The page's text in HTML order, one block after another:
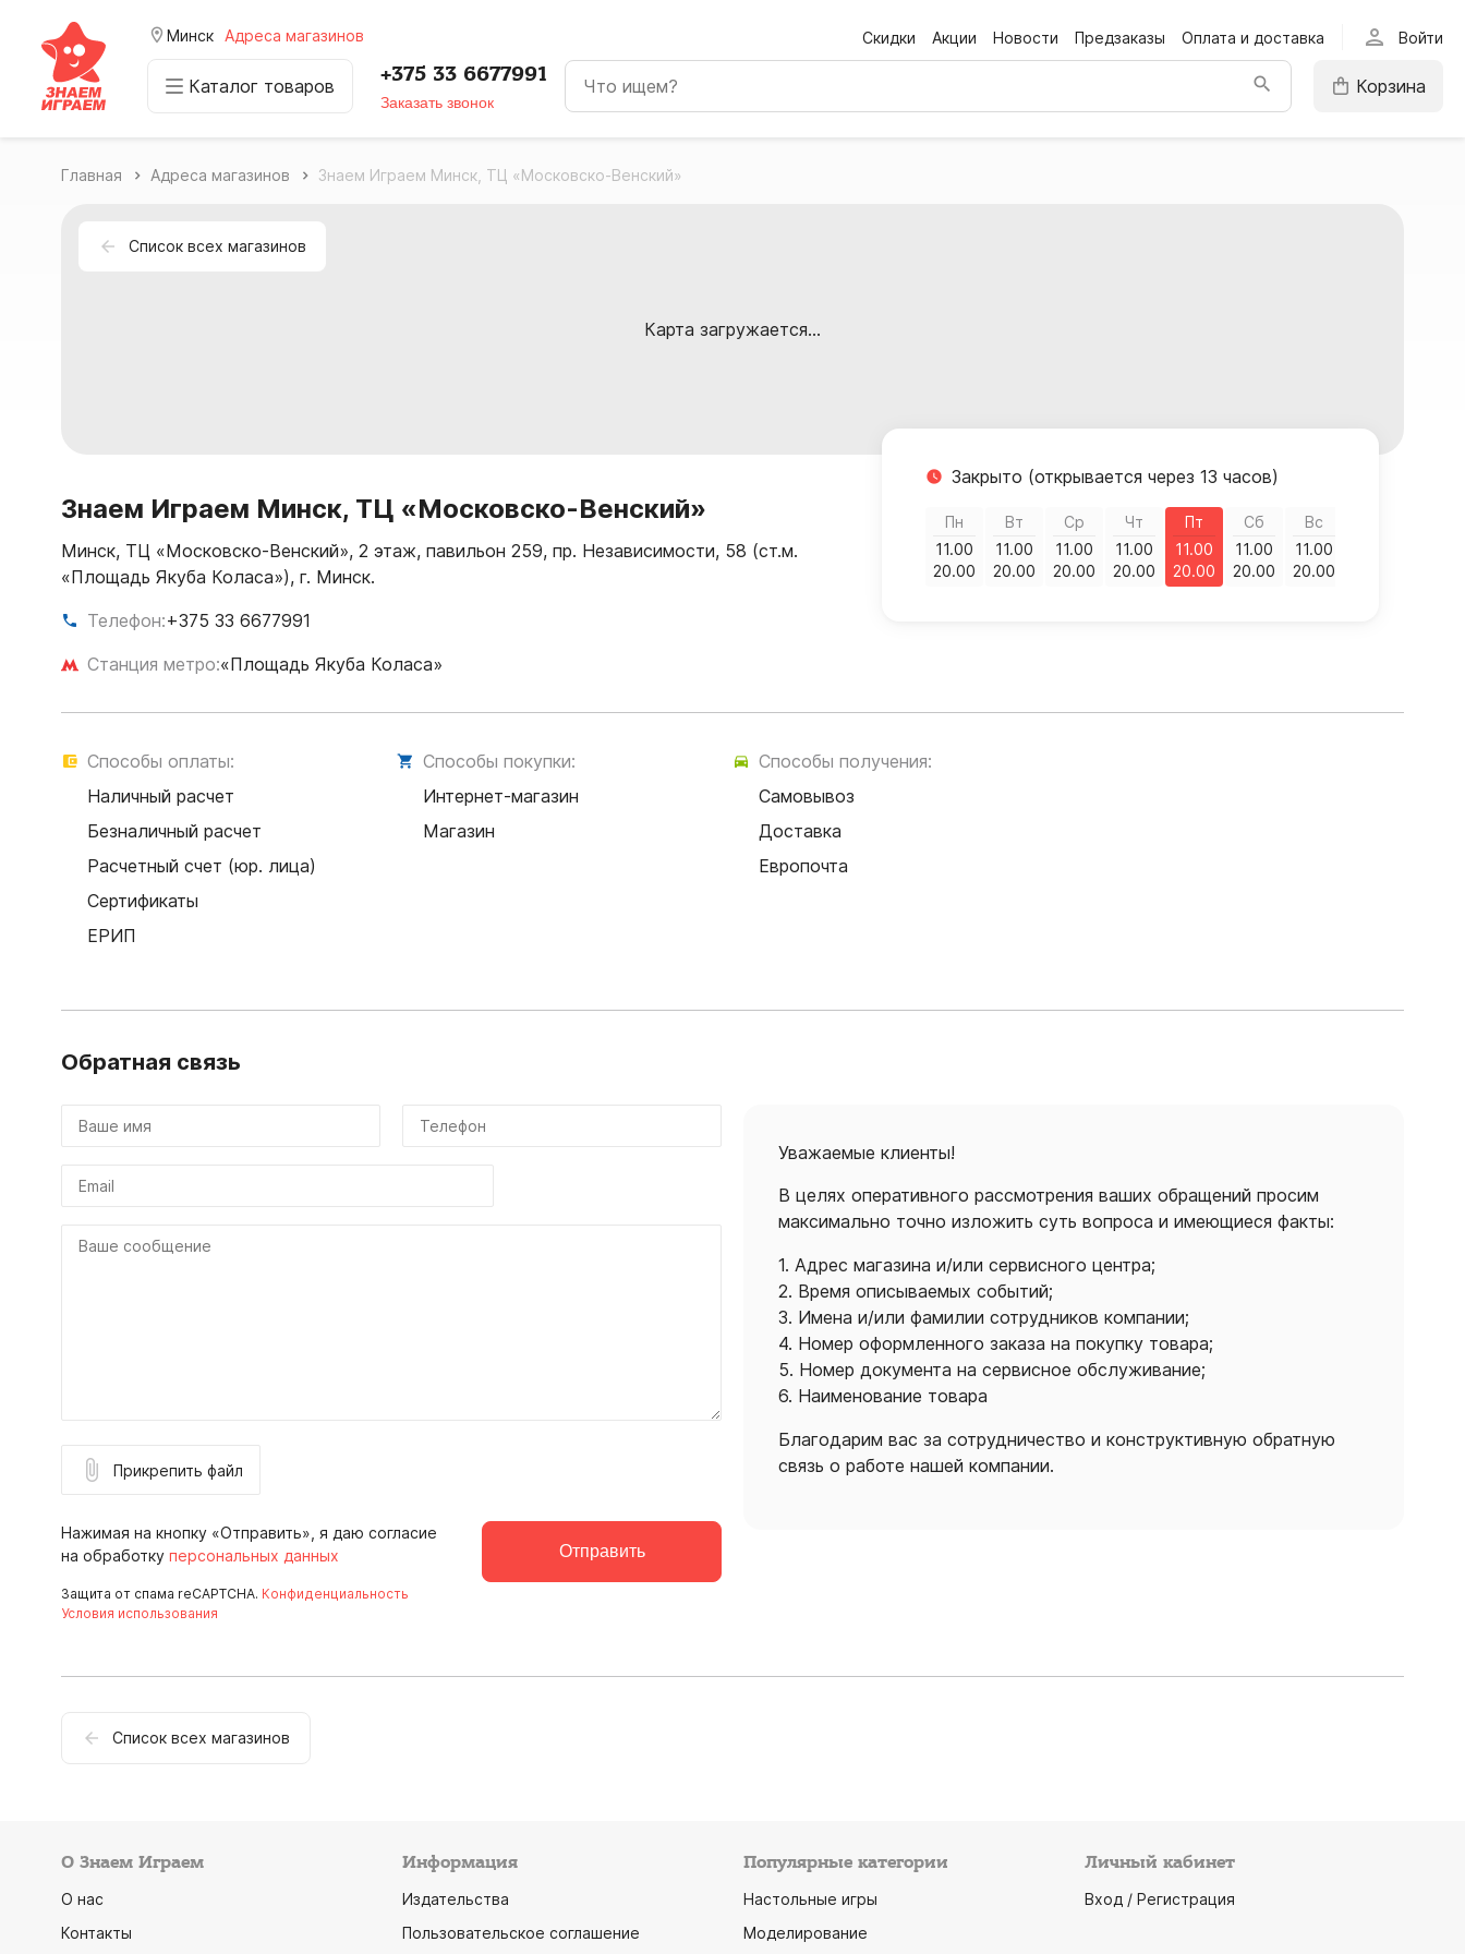
room Минск Адреса магазинов Скидки Акции Новости Предзаказы Оплата и доставка person Войти
Каталог товаров +375 33 6677991
Заказать звонок
Корзина
Главная Адреса магазинов Знаем Играем Минск, ТЦ «Московско-Венский»
Список всех магазинов
Карта загружается...
Знаем Играем Минск, ТЦ «Московско-Венский»
Минск, ТЦ «Московско-Венский», 2 этаж, павильон 259, пр. Независимости, 58 (ст.м.
«Площадь Якуба Коласа»), г. Минск.
Телефон:+375 33 6677991
Станция метро:«Площадь Якуба Коласа»
Закрыто (открывается через 13 часов)
Пн
11.00
20.00
Вт
11.00
20.00
Ср
11.00
20.00
Чт
11.00
20.00
Пт
11.00
20.00
Сб
11.00
20.00
Вс
11.00
20.00
Способы оплаты:
Наличный расчет
Безналичный расчет
Расчетный счет (юр. лица)
Сертификаты
ЕРИП
Способы покупки:
Интернет-магазин
Магазин
Способы получения:
Самовывоз
Доставка
Европочта
Обратная связь
Уважаемые клиенты!
В целях оперативного рассмотрения ваших обращений просим
максимально точно изложить суть вопроса и имеющиеся факты:
1. Адрес магазина и/или сервисного центра;
2. Время описываемых событий;
3. Имена и/или фамилии сотрудников компании;
4. Номер оформленного заказа на покупку товара;
5. Номер документа на сервисное обслуживание;
6. Наименование товара
Благодарим вас за сотрудничество и конструктивную обратную
связь о работе нашей компании.
Прикрепить файл
Нажимая на кнопку «Отправить», я даю согласие
на обработку персональных данных
Защита от спама reCAPTCHA. Конфиденциальность
Условия использования
Отправить
Список всех магазинов
О Знаем Играем
О нас
Контакты
Информация
Издательства
Пользовательское соглашение
Популярные категории
Настольные игры
Моделирование
Личный кабинет
Вход / Регистрация